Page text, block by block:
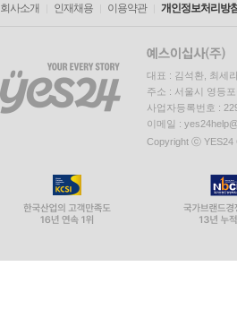
회사소개 인재채용 이용약관 개인정보처리방
대표 : 김석환, 최세
주소 : 서울시 영등
사업자등록번호 :
이메일 :
Copyright ⓒ YES24